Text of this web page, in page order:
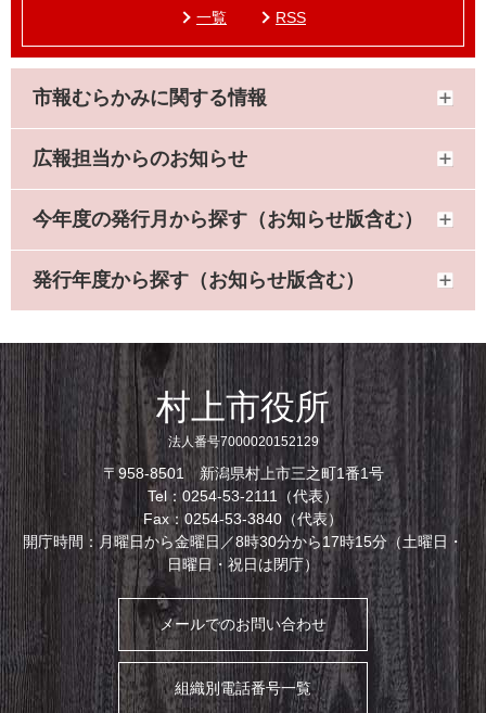
一覧 RSS
市報むらかみに関する情報
広報担当からのお知らせ
今年度の発行月から探す（お知らせ版含む）
発行年度から探す（お知らせ版含む）
村上市役所
法人番号7000020152129
〒958-8501 新潟県村上市三之町1番1号
Tel：0254-53-2111（代表）
Fax：0254-53-3840（代表）
開庁時間：月曜日から金曜日／8時30分から17時15分（土曜日・
日曜日・祝日は閉庁）
メールでのお問い合わせ
組織別電話番号一覧